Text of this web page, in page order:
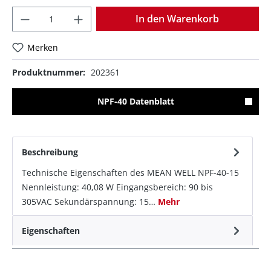
In den Warenkorb
Merken
Produktnummer: 202361
NPF-40 Datenblatt
Beschreibung
Technische Eigenschaften des MEAN WELL NPF-40-15
Nennleistung: 40,08 W Eingangsbereich: 90 bis
305VAC Sekundärspannung: 15… Mehr
Eigenschaften